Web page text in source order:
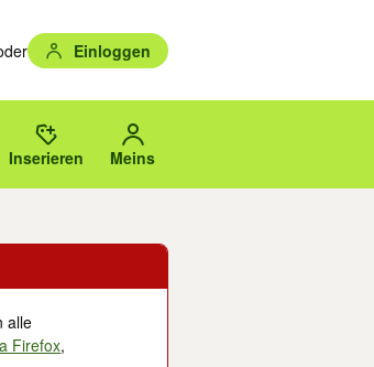
Einloggen
mit Eingabetaste auswählen.
Vorschläge mit den Pfeiltasten nach oben/
oder PLZ.
Inserieren Meins
alle
Firefox,